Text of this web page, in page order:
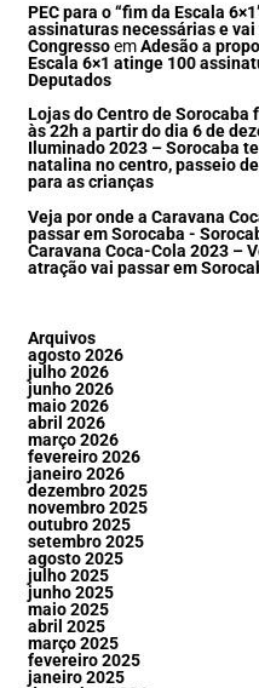
PEC para o “fim da Escala
assinaturas necessárias e
CongressoemAdesão a
Escala 6×1 atinge 100
Deputados
Lojas do Centro de Sorocaba
às 22h a partir do dia 6 de
Iluminado 2023 – Sorocaba
natalina no centro, passeio
para as crianças
Veja por onde a Caravana
passar em Sorocaba -
Caravana Coca-Cola 2023 –
atração vai passar em
Arquivos
agosto 2026
julho 2026
junho 2026
maio 2026
abril 2026
março 2026
fevereiro 2026
janeiro 2026
dezembro 2025
novembro 2025
outubro 2025
setembro 2025
agosto 2025
julho 2025
junho 2025
maio 2025
abril 2025
março 2025
fevereiro 2025
janeiro 2025